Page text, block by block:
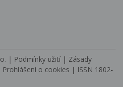
| Podmínky užití | Zásady
Prohlášení o cookies | ISSN 1802-